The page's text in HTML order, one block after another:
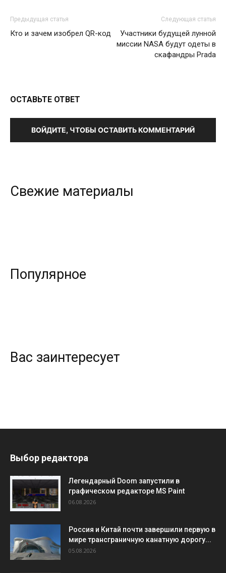
Предыдущая статья
Кто и зачем изобрел QR-код
Следующая статья
Участники будущей лунной
миссии NASA будут одеты в
скафандры Prada
ОСТАВЬТЕ ОТВЕТ
ВОЙДИТЕ, ЧТОБЫ ОСТАВИТЬ КОММЕНТАРИЙ
Свежие материалы
Популярное
Вас заинтересует
Выбор редактора
Легендарный Doom запустили в
графическом редакторе MS Paint
06.08.2026
Россия и Китай почти завершили первую в
мире трансграничную канатную дорогу...
05.08.2026